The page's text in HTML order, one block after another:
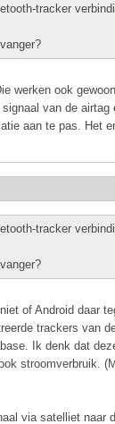
tracker
werken ook
van de
aan te pas. Het
tracker
of Android daar
trackers van
Ik denk dat
stroomverbruik.
via satelliet naar